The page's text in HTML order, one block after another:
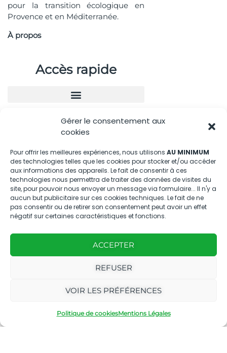
Gérer le consentement aux
cookies
Pour offrir les meilleures expériences, nous utilisons AU MINIMUM
des technologies telles que les cookies pour stocker et/ou accéder
aux informations des appareils. Le fait de consentir à ces
technologies nous permettra de traiter des données de visites du
site, pour pouvoir nous envoyer un message via formulaire... Il n'y a
aucun but publicitaire sur ces cookies techniques. Le fait de ne
pas consentir ou de retirer son consentement peut avoir un effet
négatif sur certaines caractéristiques et fonctions.
ACCEPTER
REFUSER
VOIR LES PRÉFÉRENCES
Politique de cookiesMentions Légales
pour la transition écologique en
Provence et en Méditerranée.
À propos
Accès rapide
Nous contacter
04.88.08.75.28
contactBT@bleu-tomate.fr
Kit média
Kit média Bleu Tomate
Nous suivre